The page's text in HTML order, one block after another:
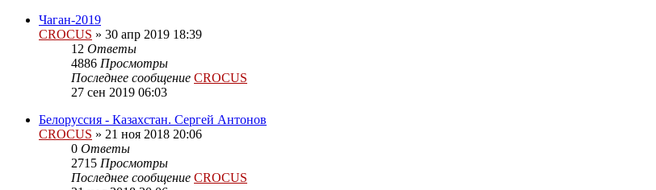
Чаган-2019
CROCUS » 30 апр 2019 18:39
12 Ответы
4886 Просмотры
Последнее сообщение CROCUS
27 сен 2019 06:03
Белоруссия - Казахстан. Сергей Антонов
CROCUS » 21 ноя 2018 20:06
0 Ответы
2715 Просмотры
Последнее сообщение CROCUS